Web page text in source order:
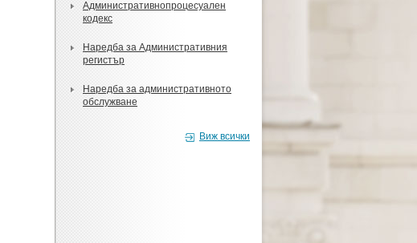
Административнопроцесуален
кодекс
Наредба за Административния
регистър
Наредба за административното
обслужване
Виж всички